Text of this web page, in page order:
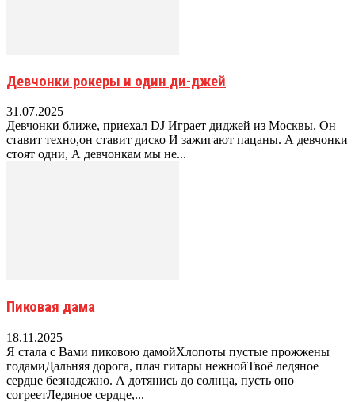
Девчонки рокеры и один ди-джей
31.07.2025
Девчонки ближе, приехал DJ Играет диджей из Москвы. Он
ставит техно,он ставит диско И зажигают пацаны. А девчонки
стоят одни, А девчонкам мы не...
Пиковая дама
18.11.2025
Я стала с Вами пиковою дамойХлопоты пустые прожжены
годамиДальняя дорога, плач гитары нежнойТвоё ледяное
сердце безнадежно. А дотянись до солнца, пусть оно
согреетЛедяное сердце,...